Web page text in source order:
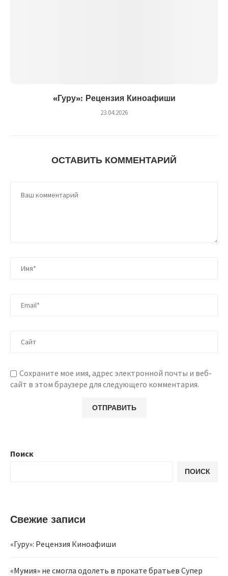
«Гуру»: Рецензия Киноафиши
23.04.2026
ОСТАВИТЬ КОММЕНТАРИЙ
Сохраните мое имя, адрес электронной почты и веб-
сайт в этом браузере для следующего комментария.
Поиск
ПОИСК
Свежие записи
«Гуру»: Рецензия Киноафиши
«Мумия» не смогла одолеть в прокате братьев Супер